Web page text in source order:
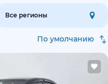
Все регионы
По умолчанию